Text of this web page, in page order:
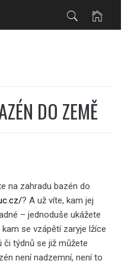
DO ZEMĚ
na zahradu bazén do
? A už víte, kam jej
– jednoduše ukážete
se vzápětí zaryje lžíce
či týdnů se již můžete
není nadzemní, není to